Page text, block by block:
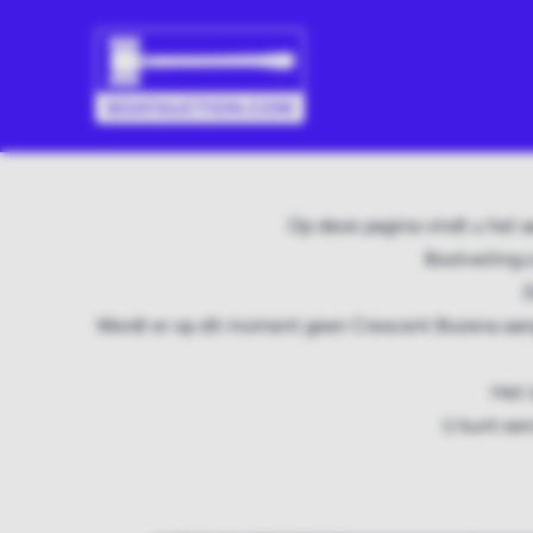
Op deze pagina vindt u het
Wordt er op dit moment geen Crescent Bozena
Het
U kunt